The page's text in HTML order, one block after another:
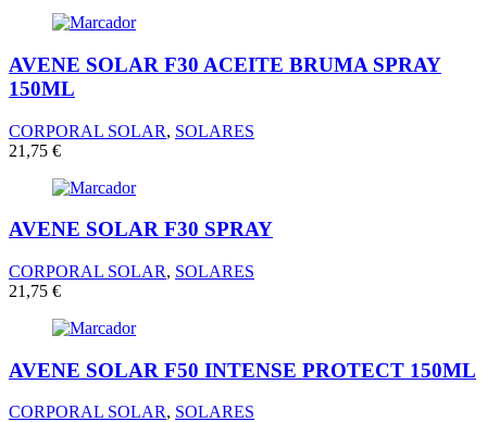
AVENE SOLAR F30 ACEITE BRUMA SPRAY
150ML
CORPORAL SOLAR, SOLARES
21,75 €
AVENE SOLAR F30 SPRAY
CORPORAL SOLAR, SOLARES
21,75 €
AVENE SOLAR F50 INTENSE PROTECT 150ML
CORPORAL SOLAR, SOLARES